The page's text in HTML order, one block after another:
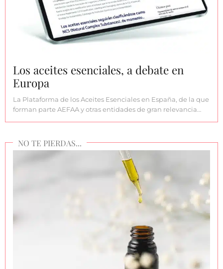
Los aceites esenciales, a debate en
Europa
La Plataforma de los Aceites Esenciales en España, de la que
forman parte AEFAA y otras entidades de gran relevancia…